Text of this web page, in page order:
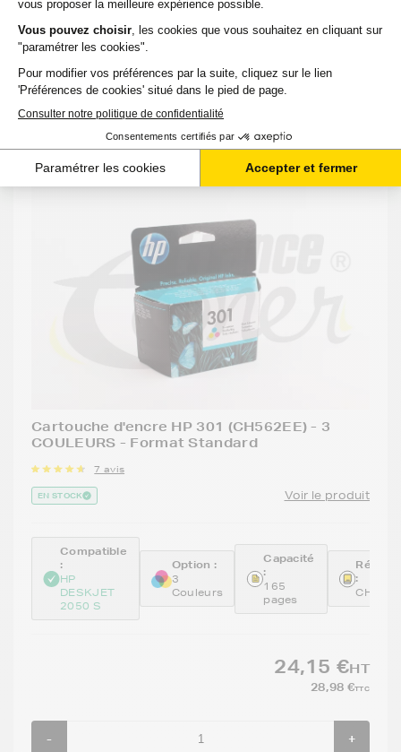
-
Ajouter au panier
Cartouche d'encre HP 301 (CH562EE) - 3
COULEURS - Format Standard
7 avis
EN STOCK Voir le produit
Compatible
:
HP
DESKJET
2050 S
Option :
3
Couleurs
Capacité
:
165
pages
:
24,15 €HT
28,98 €TTC
- +